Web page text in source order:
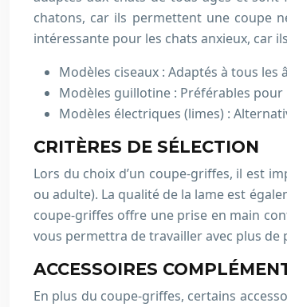
chatons, car ils permettent une coupe
intéressante pour les chats anxieux, car
Modèles ciseaux : Adaptés à tous les
Modèles guillotine : Préférables
Modèles électriques (limes) :
CRITÈRES DE SÉLECTION
Lors du choix d’un coupe-griffes, il est
ou adulte). La qualité de la lame est
coupe-griffes offre une prise en main
vous permettra de travailler avec plus de
ACCESSOIRES
En plus du coupe-griffes, certains